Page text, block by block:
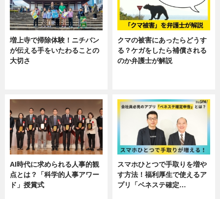
増上寺で掃除体験！ニチバン
が伝える手をいたわることの
大切さ
クマの被害にあったらどうす
る？ケガをしたら補償される
のか弁護士が解説
AI時代に求められる人事的観
点とは？「科学的人事アワー
ド」授賞式
スマホひとつで手取りを増や
す方法！福利厚生で使えるア
プリ「ベネステ確定…